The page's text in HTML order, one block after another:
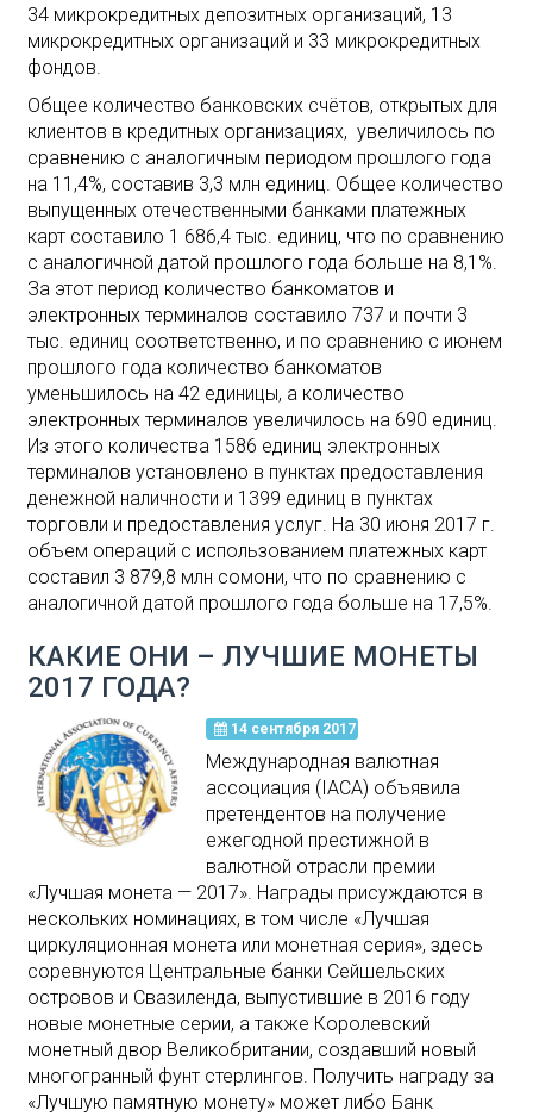
34 микрокредитных депозитных организаций, 13
микрокредитных организаций и 33 микрокредитных
фондов.
Общее количество банковских счётов, открытых для
клиентов в кредитных организациях, увеличилось по
сравнению с аналогичным периодом прошлого года
на 11,4%, составив 3,3 млн единиц. Общее количество
выпущенных отечественными банками платежных
карт составило 1 686,4 тыс. единиц, что по сравнению
с аналогичной датой прошлого года больше на 8,1%.
За этот период количество банкоматов и
электронных терминалов составило 737 и почти 3
тыс. единиц соответственно, и по сравнению с июнем
прошлого года количество банкоматов
уменьшилось на 42 единицы, а количество
электронных терминалов увеличилось на 690 единиц.
Из этого количества 1586 единиц электронных
терминалов установлено в пунктах предоставления
денежной наличности и 1399 единиц в пунктах
торговли и предоставления услуг. На 30 июня 2017 г.
объем операций с использованием платежных карт
составил 3 879,8 млн сомони, что по сравнению с
аналогичной датой прошлого года больше на 17,5%.
КАКИЕ ОНИ – ЛУЧШИЕ МОНЕТЫ
2017 ГОДА?
14 сентября 2017
Международная валютная
ассоциация (IACA) объявила
претендентов на получение
ежегодной престижной в
валютной отрасли премии
«Лучшая монета — 2017». Награды присуждаются в
нескольких номинациях, в том числе «Лучшая
циркуляционная монета или монетная серия», здесь
соревнуются Центральные банки Сейшельских
островов и Свазиленда, выпустившие в 2016 году
новые монетные серии, а также Королевский
монетный двор Великобритании, создавший новый
многогранный фунт стерлингов. Получить награду за
«Лучшую памятную монету» может либо Банк